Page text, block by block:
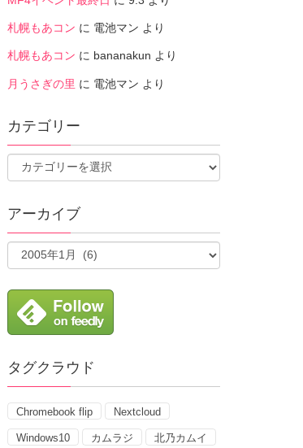
札幌もあコン に 電池マン より
札幌もあコン に bananakun より
月うさぎの里 に 電池マン より
カテゴリー
アーカイブ
タグクラウド
Chromebook flip Nextcloud
Windows10 カムラジ 北乃カムイ